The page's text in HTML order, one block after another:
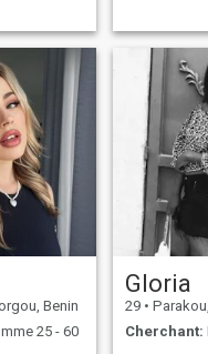
Benin
25 - 60
Gloria
29 •
Cherchant: